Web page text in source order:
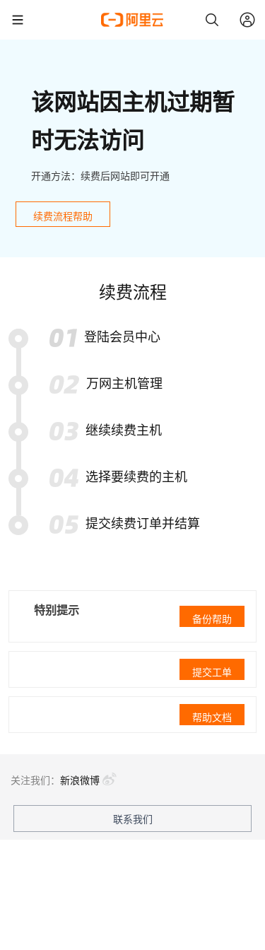
该网站因主机过期暂
时无法访问
开通方法：续费后网站即可开通
续费流程帮助
续费流程
登陆会员中心
万网主机管理
继续续费主机
选择要续费的主机
提交续费订单并结算
特别提示
备份帮助
提交工单
帮助文档